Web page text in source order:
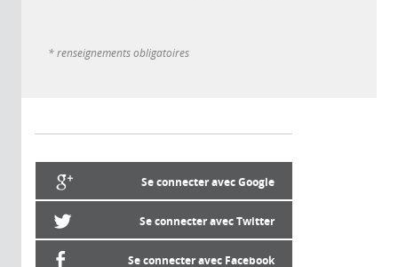
* renseignements obligatoires
Se connecter avec Google
Se connecter avec Twitter
Se connecter avec Facebook